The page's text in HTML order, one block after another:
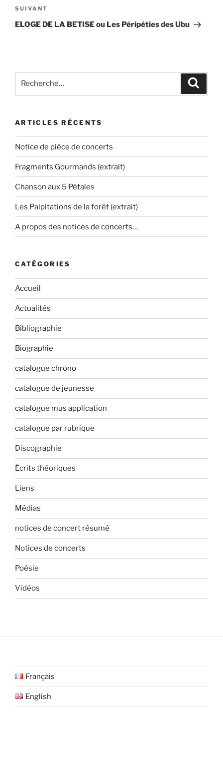
Article
suivant
SUIVANT
ELOGE DE LA BETISE ou Les Péripéties des Ubu
pour
ARTICLES RÉCENTS
Notice de pièce de concerts
Fragments Gourmands (extrait)
Chanson aux 5 Pétales
Les Palpitations de la forêt (extrait)
A propos des notices de concerts…
CATÉGORIES
Accueil
Actualités
Bibliographie
Biographie
catalogue chrono
catalogue de jeunesse
catalogue mus application
catalogue par rubrique
Discographie
Écrits théoriques
Liens
Médias
notices de concert résumé
Notices de concerts
Poésie
Vidéos
Français
English